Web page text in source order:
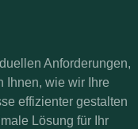
Anforderungen,
Ihnen, wie wir Ihre
effizienter gestalten
Lösung für Ihr